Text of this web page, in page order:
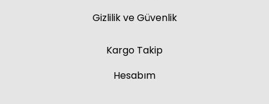
Gizlilik ve Güvenlik
Kargo Takip
Hesabım